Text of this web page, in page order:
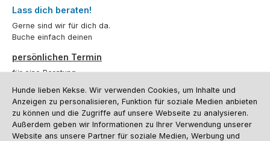
Lass dich beraten!
Gerne sind wir für dich da.
Buche einfach deinen
persönlichen Termin
für eine Beratung.
Oder über unserKontaktformular.
Vertrag widerrufen
Hunde lieben Kekse. Wir verwenden Cookies, um Inhalte und
Anzeigen zu personalisieren, Funktion für soziale Medien anbieten
zu können und die Zugriffe auf unsere Webseite zu analysieren.
Außerdem geben wir Informationen zu Ihrer Verwendung unserer
Website ans unsere Partner für soziale Medien, Werbung und